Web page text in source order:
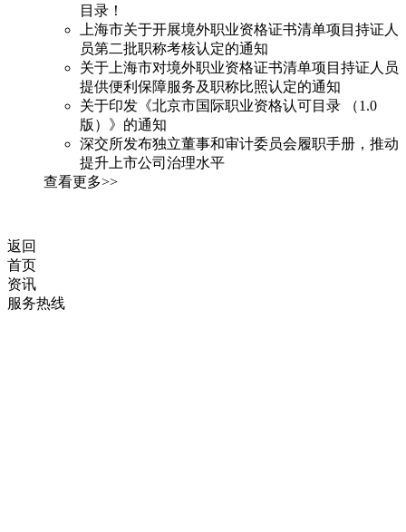
目录！
上海市关于开展境外职业资格证书清单项目持证人
员第二批职称考核认定的通知
关于上海市对境外职业资格证书清单项目持证人员
提供便利保障服务及职称比照认定的通知
关于印发《北京市国际职业资格认可目录 （1.0
版）》的通知
深交所发布独立董事和审计委员会履职手册，推动
提升上市公司治理水平
查看更多>>
返回
首页
资讯
服务热线